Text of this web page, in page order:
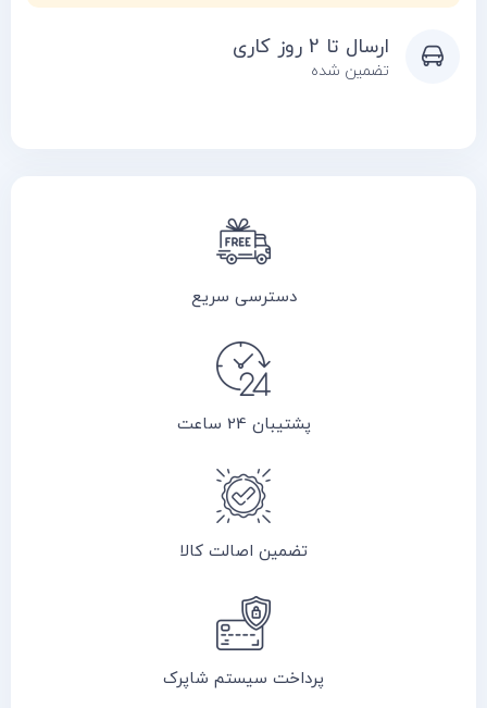
ارسال تا 2 روز کاری
تضمین شده
دسترسی سریع
پشتیبان 24 ساعت
تضمین اصالت کالا
پرداخت سیستم شاپرک